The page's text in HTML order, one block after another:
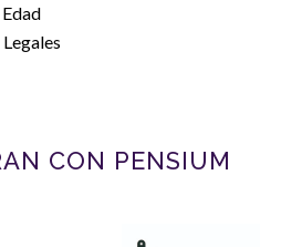
CON PENSIUM